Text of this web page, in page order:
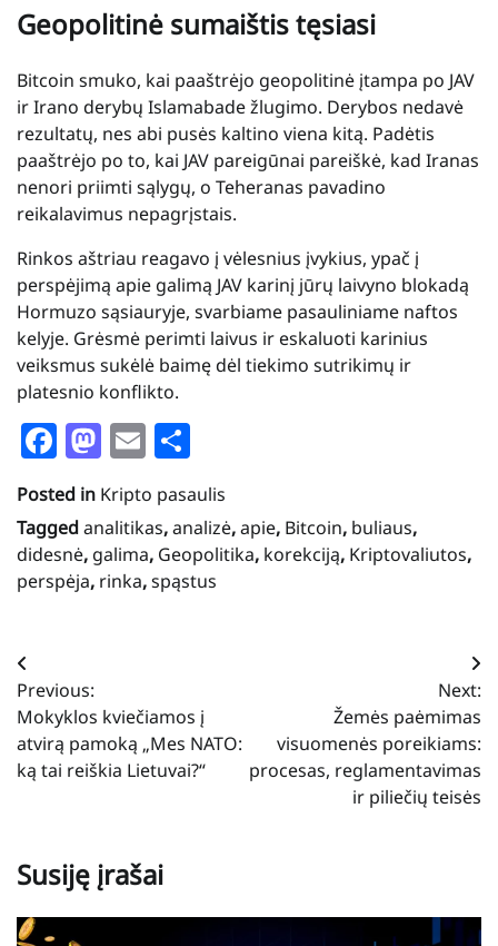
Geopolitinė sumaištis tęsiasi
Bitcoin smuko, kai paaštrėjo geopolitinė įtampa po JAV
ir Irano derybų Islamabade žlugimo. Derybos nedavė
rezultatų, nes abi pusės kaltino viena kitą. Padėtis
paaštrėjo po to, kai JAV pareigūnai pareiškė, kad Iranas
nenori priimti sąlygų, o Teheranas pavadino
reikalavimus nepagrįstais.
Rinkos aštriau reagavo į vėlesnius įvykius, ypač į
perspėjimą apie galimą JAV karinį jūrų laivyno blokadą
Hormuzo sąsiauryje, svarbiame pasauliniame naftos
kelyje. Grėsmė perimti laivus ir eskaluoti karinius
veiksmus sukėlė baimę dėl tiekimo sutrikimų ir
platesnio konflikto.
Facebook
Mastodon
Email
Posted in Kripto pasaulis
Taggedanalitikas,analizė,apie, Bitcoin, buliaus,
didesnė, galima, Geopolitika, korekciją, Kriptovaliutos,
perspėja, rinka,spąstus
Navigacija
tarp
įrašų
Previous:
Mokyklos kviečiamos į
atvirą pamoką „Mes NATO:
ką tai reiškia Lietuvai?“
Next:
Žemės paėmimas
visuomenės poreikiams:
procesas, reglamentavimas
ir piliečių teisės
Susiję įrašai